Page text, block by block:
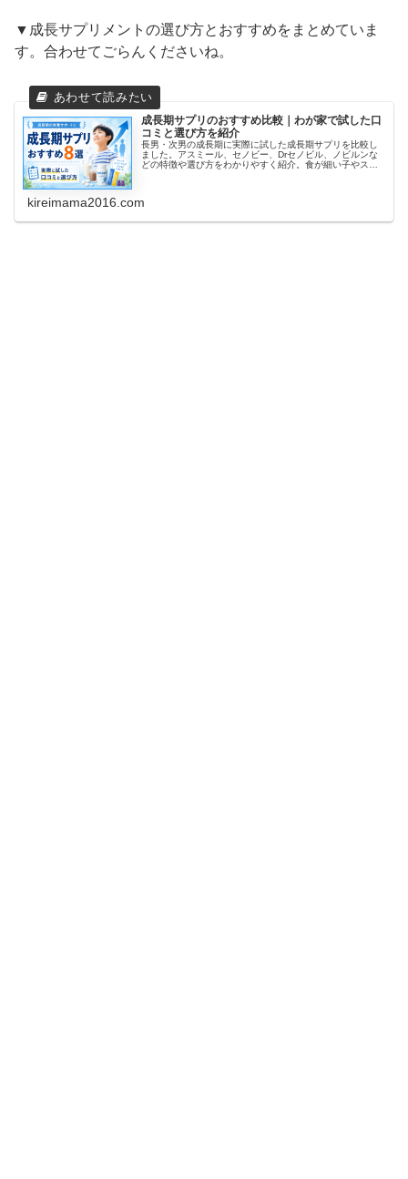
▼成長サプリメントの選び方とおすすめをまとめていま
す。合わせてごらんくださいね。
成長期サプリのおすすめ比較｜わが家で試した口
コミと選び方を紹介
長男・次男の成長期に実際に試した成長期サプリを比較し
ました。アスミール、セノビー、Drセノビル、ノビルンな
どの特徴や選び方をわかりやすく紹介。食が細い子やスポ
kireimama2016.com